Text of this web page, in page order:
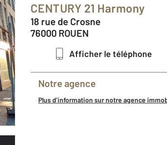
CENTURY 21 Harmony
18 rue de Crosne
76000 ROUEN
Afficher le téléphone
Notre agence
Plus d’information sur notre agence